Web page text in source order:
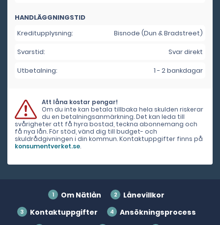
HANDLÄGGNINGSTID
Kreditupplysning:
Bisnode (Dun & Bradstreet)
Svarstid:
Svar direkt
Utbetalning:
1 - 2 bankdagar
Att låna kostar pengar!
Om du inte kan betala tillbaka hela skulden riskerar
du en betalningsanmärkning. Det kan leda till
svårigheter att få hyra bostad, teckna abonnemang och
få nya lån. För stöd, vänd dig till budget- och
skuldrådgivningen i din kommun. Kontaktuppgifter finns på
konsumentverket.se.
Om Nätlån
Lånevillkor
Kontaktuppgifter
Ansökningsprocess